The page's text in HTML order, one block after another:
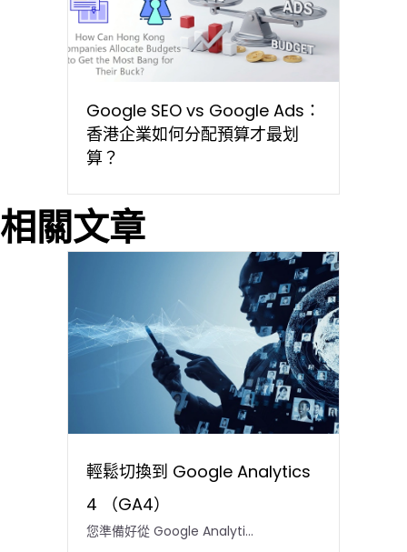
Google SEO vs Google Ads：
香港企業如何分配預算才最划
算？
相關文章
輕鬆切換到 Google Analytics
4 （GA4）
您準備好從 Google Analyti…